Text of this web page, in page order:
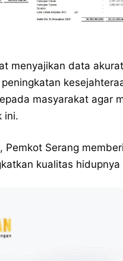
menyajikan data
masyarakat agar
ini.
Pemkot Serang
kualitas